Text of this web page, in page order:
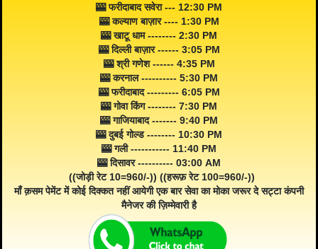
🎰 फरीदाबाद सवेरा --- 12:30 PM
🎰 कल्याण बाज़ार ---- 1:30 PM
🎰 खाटू धाम -------- 2:30 PM
🎰 दिल्ली बाज़ार ------ 3:05 PM
🎰 श्री गणेश ------ 4:35 PM
🎰 करनाल ---------- 5:30 PM
🎰 फरीदाबाद --------- 6:05 PM
🎰 गोवा किंग -------- 7:30 PM
🎰 गाजियाबाद ------- 9:40 PM
🎰 दुबई गोल्ड -------- 10:30 PM
🎰 गली ----------- 11:40 PM
🎰 दिसावर ---------- 03:00 AM
((जोड़ी रेट 10=960/-)) ((हरूफ़ रेट 100=960/-))
माँ क़सम पेमेंट में कोई दिक्कत नहीं आयेगी एक बार सेवा का मोका जरूर दे सट्टा कंपनी
मैनेजर की ज़िम्मेवारी है